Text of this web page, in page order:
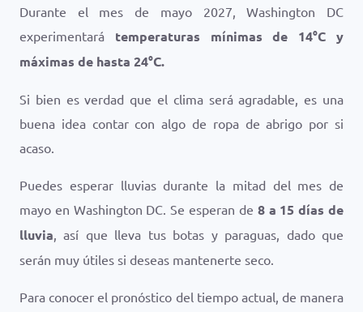
Durante el mes de mayo 2027, Washington DC
experimentará temperaturas mínimas de 14°C y
máximas de hasta 24°C.
Si bien es verdad que el clima será agradable, es una
buena idea contar con algo de ropa de abrigo por si
acaso.
Puedes esperar lluvias durante la mitad del mes de
mayo en Washington DC. Se esperan de 8 a 15 días de
lluvia, así que lleva tus botas y paraguas, dado que
serán muy útiles si deseas mantenerte seco.
Para conocer el pronóstico del tiempo actual, de manera